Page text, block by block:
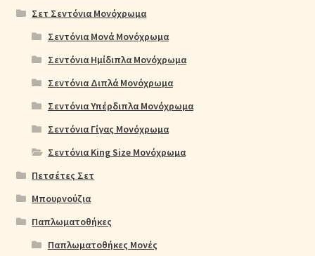
Σετ Σεντόνια Μονόχρωμα
Σεντόνια Μονά Μονόχρωμα
Σεντόνια Ημίδιπλα Μονόχρωμα
Σεντόνια Διπλά Μονόχρωμα
Σεντόνια Υπέρδιπλα Μονόχρωμα
Σεντόνια Γίγας Μονόχρωμα
Σεντόνια King Size Μονόχρωμα
Πετσέτες Σετ
Μπουρνούζια
Παπλωματοθήκες
Παπλωματοθήκες Μονές